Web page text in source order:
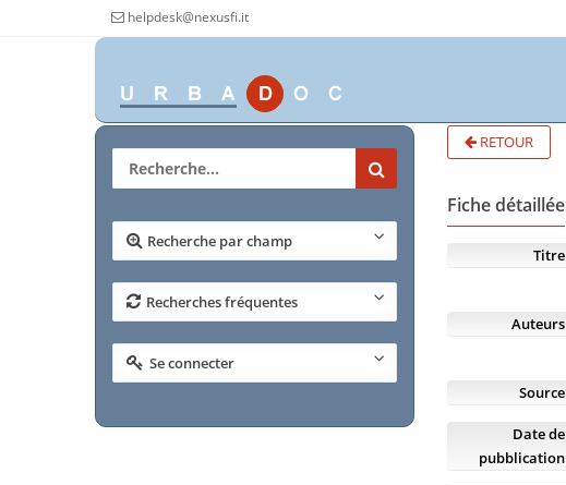
helpdesk@nexusfi.it
Recherche par champ
Recherches fréquentes
Se connecter
RETOUR
Fiche détaillée
Titre
Auteurs
Source
Date de
pubblication